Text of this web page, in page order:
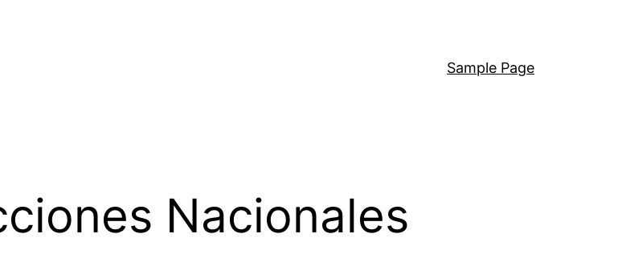
Sample Page
Nacionales